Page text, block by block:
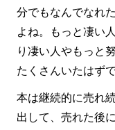
分でもなんでなれ
よね。もっと凄い
り凄い人やもっと
たくさんいたはずで
本は継続的に売れ
出して、売れた後